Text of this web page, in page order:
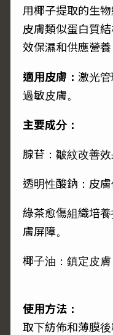
用椰子提取的生
皮膚類似蛋白質
效保濕和供應營
適用皮膚： 激光
過敏皮膚。
主要成分：
腺苷：皺紋改善效
透明性酸鈉：皮
綠茶愈傷組織培
膚屏障。
椰子油：鎮定皮膚
使用方法：
取下紡佈和薄膜